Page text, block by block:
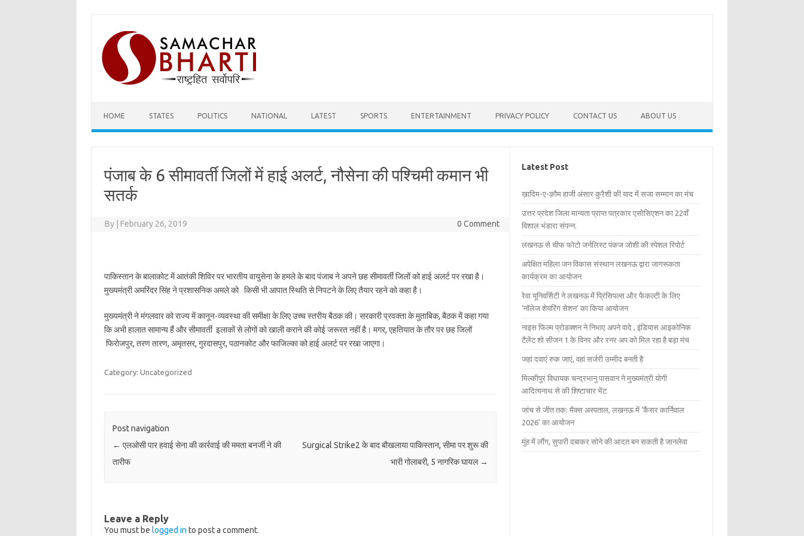
content
HOME STATES POLITICS NATIONAL LATEST SPORTS ENTERTAINMENT PRIVACY POLICY CONTACT US ABOUT US
पंजाब के 6 सीमावर्ती जिलों में हाई अलर्ट, नौसेना की पश्चिमी कमान भी
सतर्क
By February 26, 2019 0 Comment
पाकिस्तान के बालाकोट में आतंकी शिविर पर भारतीय वायुसेना के हमले के बाद पंजाब ने अपने छह सीमावर्ती जिलों को हाई अलर्ट पर रखा है।
मुख्यमंत्री अमरिंदर सिंह ने प्रशासनिक अमले को किसी भी आपात स्थिति से निपटने के लिए तैयार रहने को कहा है।
मुख्यमंत्री ने मंगलवार को राज्य में कानून-व्यवस्था की समीक्षा के लिए उच्च स्तरीय बैठक की। सरकारी प्रवक्ता के मुताबिक, बैठक में कहा गया
कि अभी हालात सामान्य हैं और सीमावर्ती इलाकों से लोगों को खाली कराने की कोई जरूरत नहीं है। मगर, एहतियात के तौर पर छह जिलों
फिरोजपुर, तरण तारण, अमृतसर, गुरदासपुर, पठानकोट और फाजिल्का को हाई अलर्ट पर रखा जाएगा।
Category: Uncategorized
Post navigation
← एलओसी पार हवाई सेना की कार्रवाई की ममता बनर्जी ने की
तारीफ
Surgical Strike2 के बाद बौखलाया पाकिस्तान, सीमा पर शुरू की
भारी गोलाबरी, 5 नागरिक घायल →
Leave a Reply
You must be logged in to post a comment.
Latest Post
ख़ादिम-ए-क़ौम हाजी अंसार कुरैशी की याद में सजा सम्मान का मंच
उत्तर प्रदेश जिला मान्यता प्राप्त पत्रकार एसोसिएशन का 22वाँ
विशाल भंडारा संपन्न.
लखनऊ से चीफ फोटो जर्नलिस्ट पंकज जोशी की स्पेशल रिपोर्ट
अपेक्षित महिला जन विकास संस्थान लखनऊ द्वारा जागरूकता
कार्यक्रम का आयोजन
रेवा यूनिवर्सिटी ने लखनऊ में प्रिंसिपल्स और फैकल्टी के लिए
‘नॉलेज शेयरिंग सेशन’ का किया आयोजन
नाइस फिल्म प्रोडक्शन ने निभाए अपने वादे , इंडियास आइकोनिक
टैलेंट शो सीजन 1 के विनर और रनर अप को मिल रहा है बड़ा मंच
जहां दवाएं रुक जाएं, वहां सर्जरी उम्मीद बनती है
मिल्कीपुर विधायक चन्द्रभानु पासवान ने मुख्यमंत्री योगी
आदित्यनाथ से की शिष्टाचार भेंट
जांच से जीत तक: मैक्स अस्पताल, लखनऊ में ‘कैंसर कार्निवाल
2026’ का आयोजन
मुंह में लौंग, सुपारी दबाकर सोने की आदत बन सकती है जानलेवा